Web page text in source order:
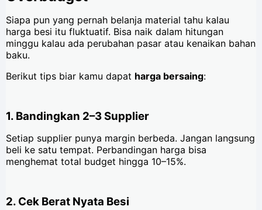
Siapa pun yang pernah belanja material tahu kalau
harga besi itu fluktuatif. Bisa naik dalam hitungan
minggu kalau ada perubahan pasar atau kenaikan bahan
baku.
Berikut tips biar kamu dapat harga bersaing:
1. Bandingkan 2–3 Supplier
Setiap supplier punya margin berbeda. Jangan langsung
beli ke satu tempat. Perbandingan harga bisa
menghemat total budget hingga 10–15%.
2. Cek Berat Nyata Besi